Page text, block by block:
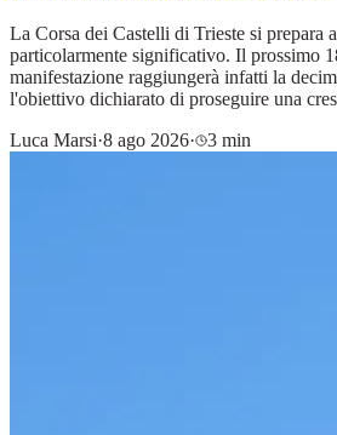
La Corsa dei Castelli di Trieste si prepara
particolarmente significativo. Il prossimo
manifestazione raggiungerà infatti la
l'obiettivo dichiarato di proseguire una
Luca Marsi·8 ago 2026· 3 min